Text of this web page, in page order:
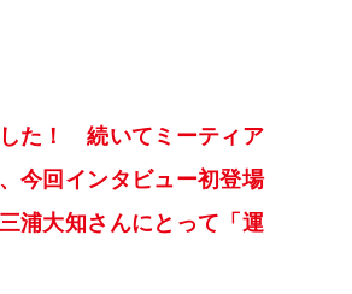
た！ 続いてミーティア
今回インタビュー初登場
浦大知さんにとって「運